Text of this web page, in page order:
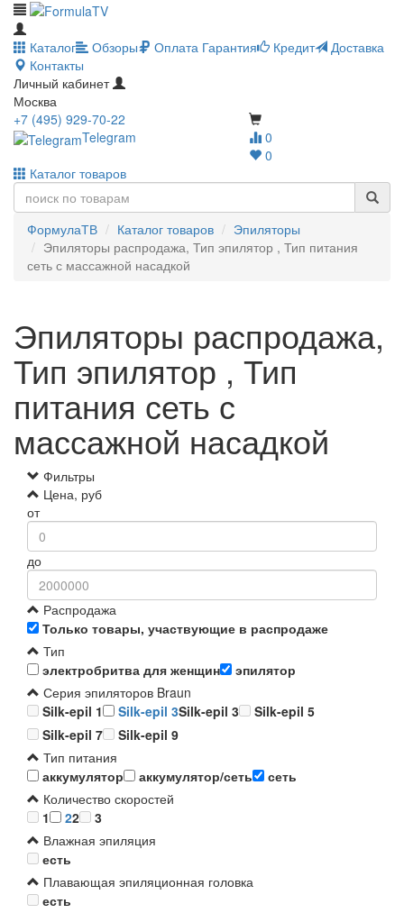
Каталог Обзоры Оплата Гарантия Кредит
Доставка
Контакты
Личный кабинет
Москва
0
0
+7 (495) 929-70-22
Telegram
Каталог товаров
ФормулаТВ Каталог товаров
Эпиляторы
Эпиляторы распродажа, Тип эпилятор , Тип питания
сеть с массажной насадкой
Эпиляторы распродажа,
Тип эпилятор , Тип
питания сеть с
массажной насадкой
Фильтры
Цена, руб
от
до
Распродажа
Только товары, участвующие в распродаже
Тип
электробритва для женщин
эпилятор
Серия эпиляторов Braun
Silk-epil 1
Silk-epil 3Silk-epil 3
Silk-epil 5
Silk-epil 7
Silk-epil 9
Тип питания
аккумулятор
аккумулятор/сеть
сеть
Количество скоростей
1
22
3
Влажная эпиляция
есть
Плавающая эпиляционная головка
есть